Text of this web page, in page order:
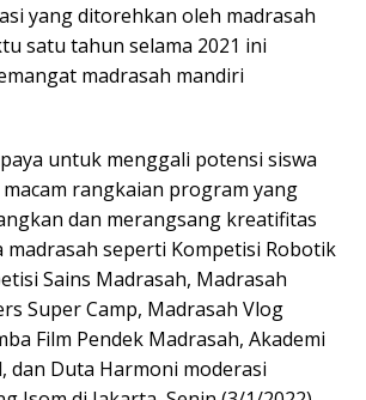
yang ditorehkan oleh madrasah
satu tahun selama 2021 ini
madrasah mandiri
untuk menggali potensi siswa
rangkaian program yang
dan merangsang kreatifitas
madrasah seperti Kompetisi Robotik
Sains Madrasah, Madrasah
Super Camp, Madrasah Vlog
Film Pendek Madrasah, Akademi
dan Duta Harmoni moderasi